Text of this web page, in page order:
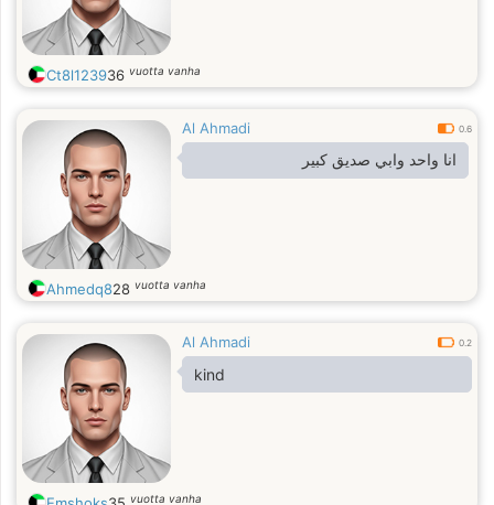
Ct8l123936 vuotta vanha
Al Ahmadi 0.6
انا واحد وابي صديق كبير
Ahmedq828 vuotta vanha
Al Ahmadi 0.2
kind
vuotta vanha